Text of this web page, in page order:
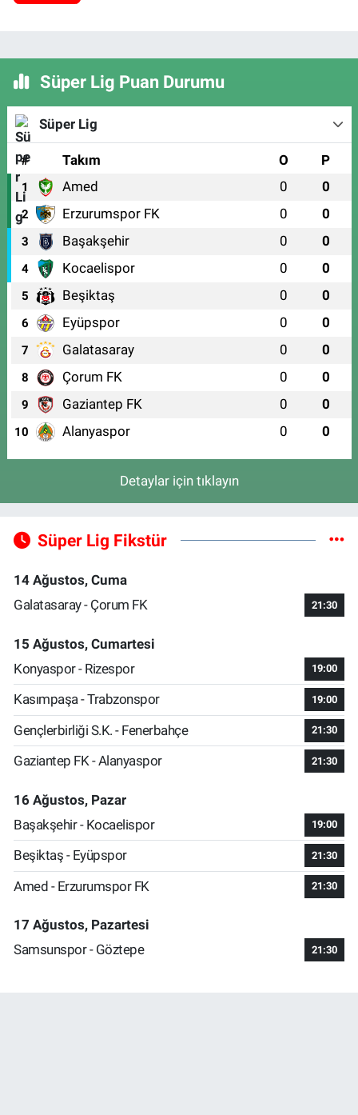
Süper Lig Puan Durumu
Süper Lig
# Takım O P
1 Amed 0 0
2 Erzurumspor FK 0 0
3 Başakşehir 0 0
4 Kocaelispor 0 0
5 Beşiktaş 0 0
6 Eyüpspor 0 0
7 Galatasaray 0 0
8 Çorum FK 0 0
9 Gaziantep FK 0 0
10 Alanyaspor 0 0
Detaylar için tıklayın
Süper Lig Fikstür
14 Ağustos, Cuma
Galatasaray - Çorum FK
21:30
15 Ağustos, Cumartesi
Konyaspor - Rizespor
19:00
Kasımpaşa - Trabzonspor 19:00
Gençlerbirliği S.K. - Fenerbahçe 21:30
Gaziantep FK - Alanyaspor 21:30
16 Ağustos, Pazar
Başakşehir - Kocaelispor
19:00
Beşiktaş - Eyüpspor 21:30
Amed - Erzurumspor FK 21:30
17 Ağustos, Pazartesi
Samsunspor - Göztepe
21:30